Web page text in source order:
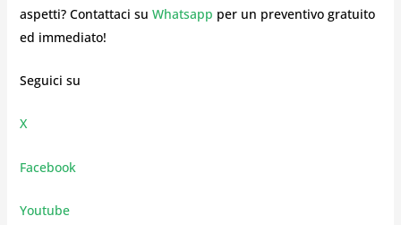
aspetti? Contattaci su Whatsapp per un preventivo gratuito
ed immediato!
Seguici su
X
Facebook
Youtube